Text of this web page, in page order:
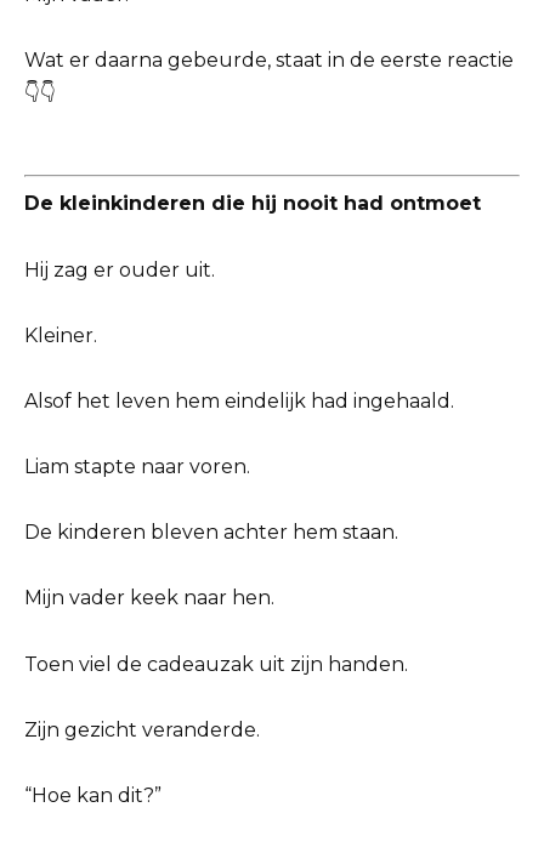
Wat er daarna gebeurde, staat in de eerste reactie
👇👇
De kleinkinderen die hij nooit had ontmoet
Hij zag er ouder uit.
Kleiner.
Alsof het leven hem eindelijk had ingehaald.
Liam stapte naar voren.
De kinderen bleven achter hem staan.
Mijn vader keek naar hen.
Toen viel de cadeauzak uit zijn handen.
Zijn gezicht veranderde.
“Hoe kan dit?”